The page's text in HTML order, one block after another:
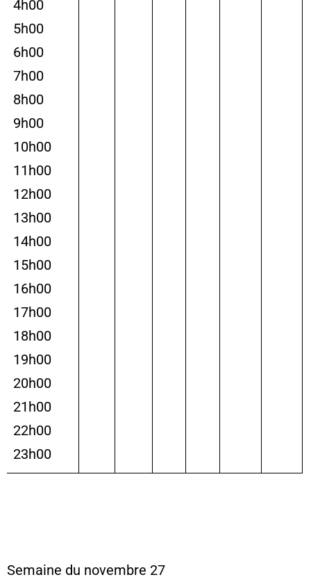
4h00
5h00
6h00
7h00
8h00
9h00
10h00
11h00
12h00
13h00
14h00
15h00
16h00
17h00
18h00
19h00
20h00
21h00
22h00
23h00
Semaine du novembre 27